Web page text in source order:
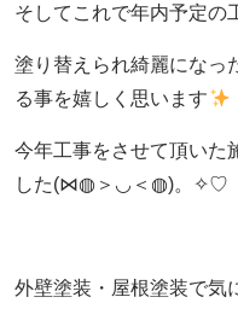
そしてこれで年内予定の
塗り替えられ綺麗になっ
る事を嬉しく思います
今年工事をさせて頂いた
した(⋈◍＞◡＜◍)。✧♡
外壁塗装・屋根塗装で気